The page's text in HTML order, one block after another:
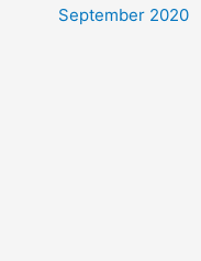
September 2020